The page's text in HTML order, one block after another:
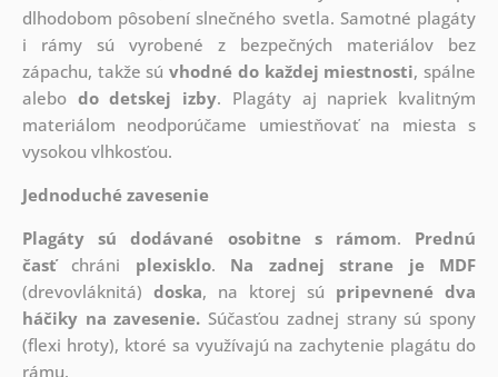
dlhodobom pôsobení slnečného svetla. Samotné plagáty
i rámy sú vyrobené z bezpečných materiálov bez
zápachu, takže súvhodné do každej miestnosti, spálne
alebo do detskej izby. Plagáty aj napriek kvalitným
materiálom neodporúčame umiestňovať na miesta s
vysokou vlhkosťou.
Jednoduché zavesenie
Plagáty sú dodávané osobitne s rámom. Prednú
časťchráni plexisklo. Na zadnej strane je
MDF
(drevovláknitá) doska, na ktorej sú pripevnené dva
háčiky na zavesenie.Súčasťou zadnej strany sú spony
(flexi hroty), ktoré sa využívajú na zachytenie plagátu do
rámu.